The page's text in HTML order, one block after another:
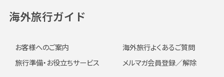
海外旅行ガイド
お客様へのご案内
海外旅行よくあるご質問
旅行準備・お役立ちサービス
メルマガ会員登録／解除